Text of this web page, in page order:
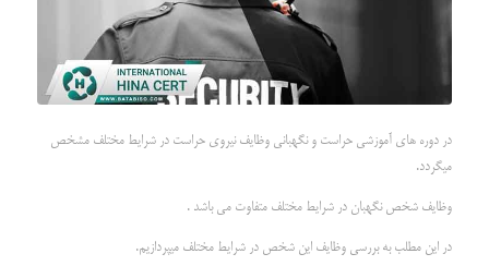
در دوره های آموزشی حراست و نگهبانی وظایف نیروی حراست در شرایط مختلف مشخص
میگردد.
وظایف شخص نگهبان در شرایط مختلف متفاوت می باشد .
در این مطلب به بررسی وظایف این شخص در شرایط مختلف میپردازیم.